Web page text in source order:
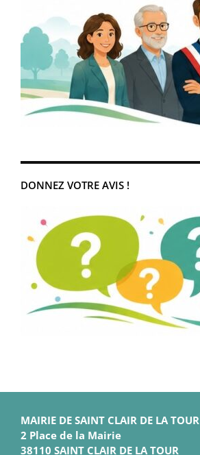
DONNEZ VOTRE AVIS !
MAIRIE DE SAINT CLAIR DE LA TOUR
2 Place de la Mairie
38110 SAINT CLAIR DE LA TOUR